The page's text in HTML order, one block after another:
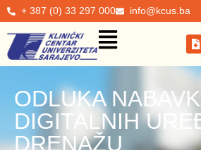
+ 387 (0) 33 297 000 info@kcus.ba
ODLUKA
DIGITALNIH
DRENAŽU